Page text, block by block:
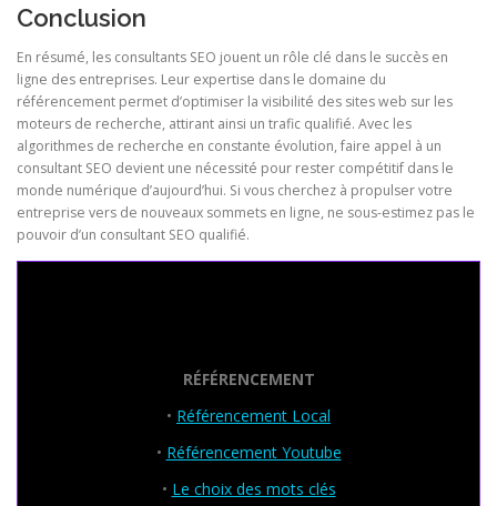
Conclusion
En résumé, les consultants SEO jouent un rôle clé dans le succès en
ligne des entreprises. Leur expertise dans le domaine du
référencement permet d’optimiser la visibilité des sites web sur les
moteurs de recherche, attirant ainsi un trafic qualifié. Avec les
algorithmes de recherche en constante évolution, faire appel à un
consultant SEO devient une nécessité pour rester compétitif dans le
monde numérique d’aujourd’hui. Si vous cherchez à propulser votre
entreprise vers de nouveaux sommets en ligne, ne sous-estimez pas le
pouvoir d’un consultant SEO qualifié.
RÉFÉRENCEMENT
• Référencement Local
• Référencement Youtube
• Le choix des mots clés